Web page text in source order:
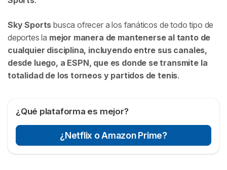
Sky Sports busca ofrecer a los fanáticos de todo tipo de
deportes la mejor manera de mantenerse al tanto de
cualquier disciplina, incluyendo entre sus canales,
desde luego, a ESPN, que es donde se transmite la
totalidad de los torneos y partidos de tenis.
¿Qué plataforma es mejor?
¿Netflix o Amazon Prime?